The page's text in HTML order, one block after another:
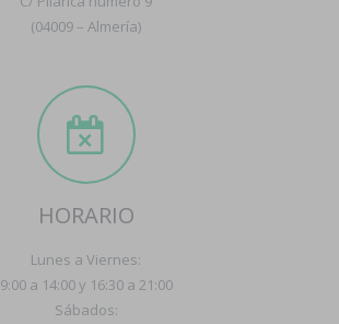
(04009 – Almería)
HORARIO
Lunes a Viernes:
9:00 a 14:00 y 16:30 a 21:00
Sábados: